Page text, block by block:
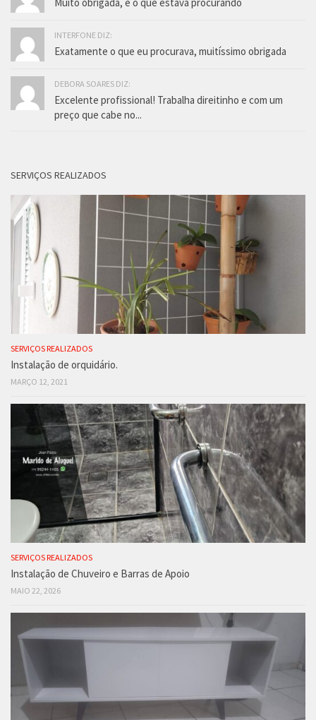
INTERFONE DIZ:
Exatamente o que eu procurava, muitíssimo obrigada
DEBORA SOARES DIZ:
Excelente profissional! Trabalha direitinho e com um
preço que cabe no...
SERVIÇOS REALIZADOS
SERVIÇOS REALIZADOS
Instalação de orquidário.
MARÇO 12, 2021
SERVIÇOS REALIZADOS
Instalação de Chuveiro e Barras de Apoio
MAIO 22, 2026